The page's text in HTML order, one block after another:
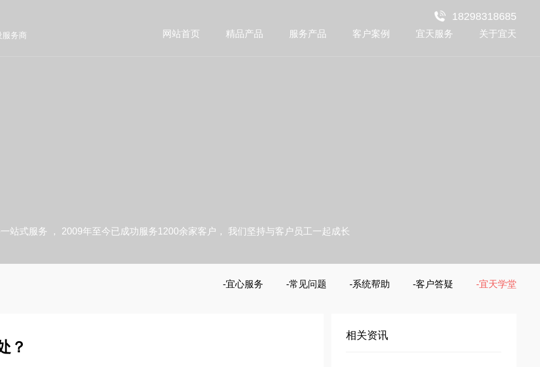
务商
18298318685
网站首页 精品产品 服务产品 客户案例 宜天服务 关于宜天
站式服务 ， 2009年至今已成功服务1200余家客户， 我们坚持与客户员工一起成长
-宜心服务 -常见问题 -系统帮助 -客户答疑 -宜天学堂
？
相关资讯